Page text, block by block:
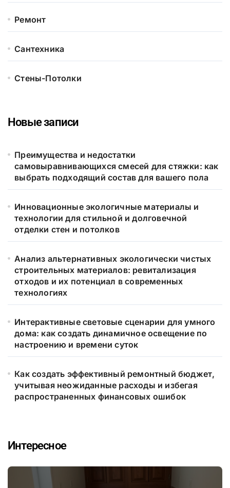
Ремонт
Сантехника
Стены-Потолки
Новые записи
Преимущества и недостатки
самовыравнивающихся смесей для стяжки: как
выбрать подходящий состав для вашего пола
Инновационные экологичные материалы и
технологии для стильной и долговечной
отделки стен и потолков
Анализ альтернативных экологически чистых
строительных материалов: ревитализация
отходов и их потенциал в современных
технологиях
Интерактивные световые сценарии для умного
дома: как создать динамичное освещение по
настроению и времени суток
Как создать эффективный ремонтный бюджет,
учитывая неожиданные расходы и избегая
распространенных финансовых ошибок
Интересное